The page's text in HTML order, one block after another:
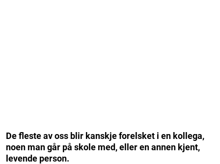
De fleste av oss blir kanskje forelsket i en kollega,
noen man går på skole med, eller en annen kjent,
levende person.